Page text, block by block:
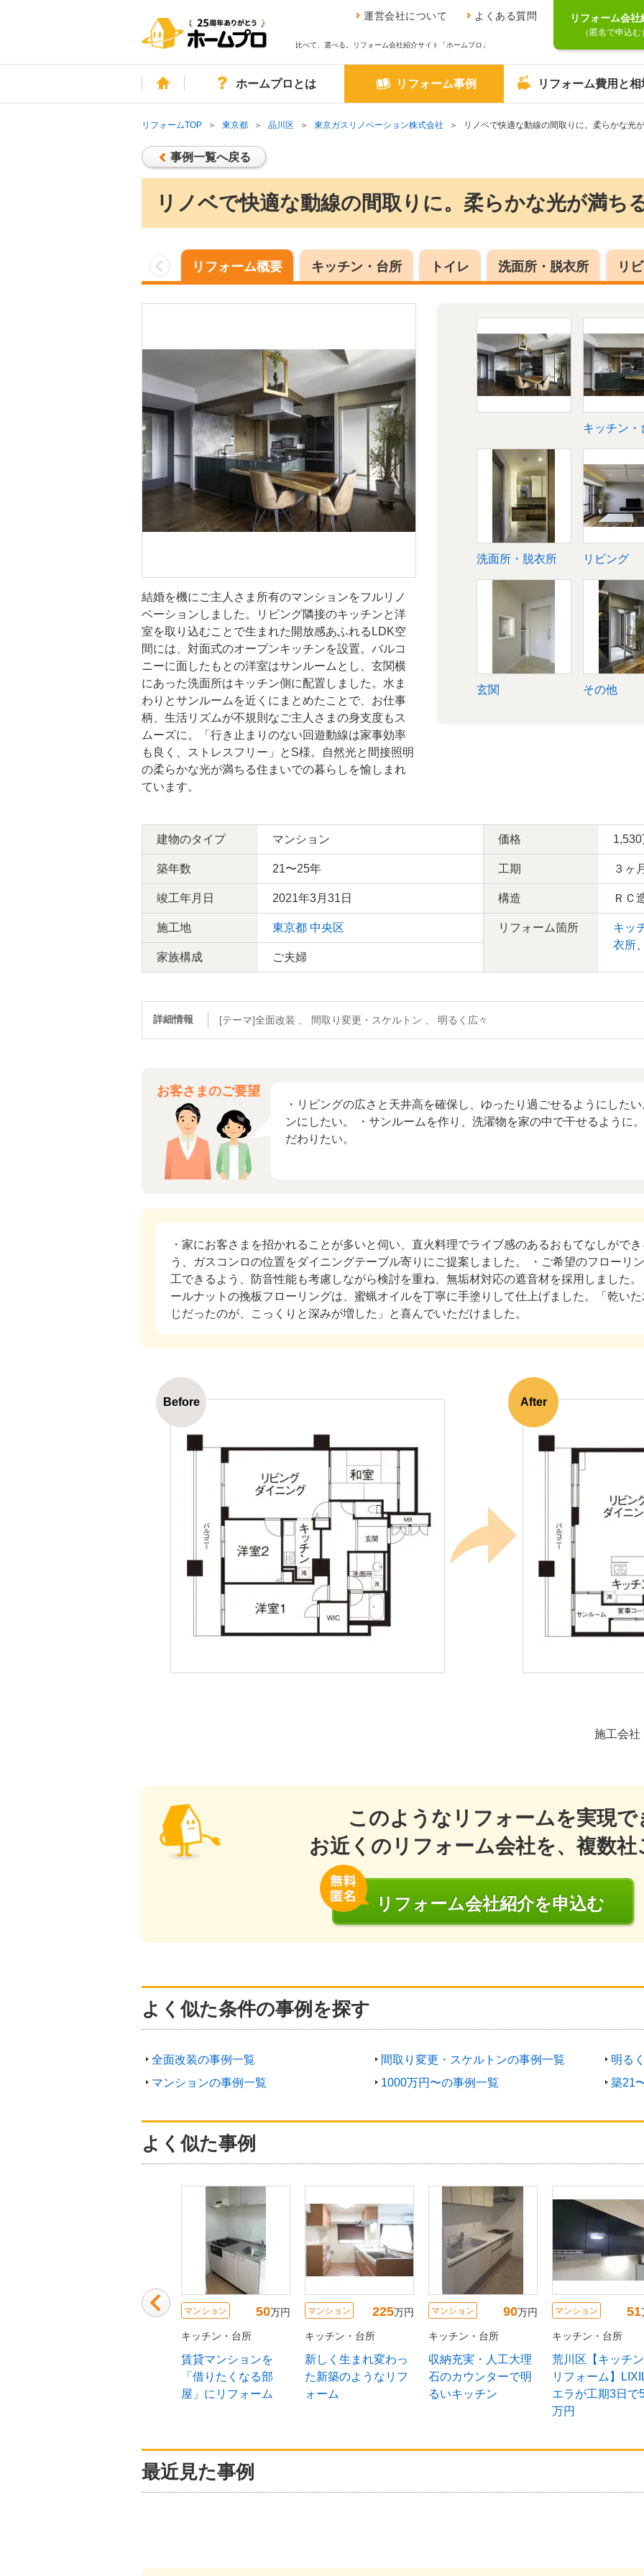
運営会社について よくある質問
比べて、選べる。リフォーム会社紹介サイト「ホームプロ」
リフォーム会社
（匿名で申込む
ホームホームプロとは リフォーム事例 リフォーム費用と相
リフォームTOP 東京都 品川区 東京ガスリノベーション株式会社 リノベで快適な動線の間取りに。柔らかな光
事例一覧へ戻る
リノベで快適な動線の間取りに。柔らかな光が満ち
リフォーム概要 キッチン・台所 トイレ 洗面所・脱衣所 リ
結婚を機にご主人さま所有のマンションをフルリノ
ベーションしました。リビング隣接のキッチンと洋
室を取り込むことで生まれた開放感あふれるLDK空
間には、対面式のオープンキッチンを設置。バルコ
ニーに面したもとの洋室はサンルームとし、玄関横
にあった洗面所はキッチン側に配置しました。水ま
わりとサンルームを近くにまとめたことで、お仕事
柄、生活リズムが不規則なご主人さまの身支度もス
ムーズに。「行き止まりのない回遊動線は家事効率
も良く、ストレスフリー」とS様。自然光と間接照明
の柔らかな光が満ちる住まいでの暮らしを愉しまれ
ています。
キッチン・台所 トイレ
玄関 その他
キッチン・
洗面所・脱衣所 リビング
玄関 その他
建物のタイプ マンション 価格
築年数 21〜25年 工期 ３ヶ
竣工年月日 2021年3月31日 構造 ＲＣ
施工地 東京都 中央区 リフォーム箇所
キッ
衣所
家族構成
ご夫婦
詳細情報 [テーマ]全面改装 、 間取り変更・スケルトン 、 明るく広々
お客さまのご要望
・リビングの広さと天井高を確保し、ゆったり過ごせるようにした
ンにしたい。 ・サンルームを作り、洗濯物を家の中で干せるように
だわりたい。
・家にお客さまを招かれることが多いと伺い、直火料理でライブ感のあるおもてなしがで
う、ガスコンロの位置をダイニングテーブル寄りにご提案しました。 ・ご希望のフローリ
工できるよう、防音性能も考慮しながら検討を重ね、無垢材対応の遮音材を採用しました
ールナットの挽板フローリングは、蜜蝋オイルを丁寧に手塗りして仕上げました。「乾い
じだったのが、こっくりと深みが増した」と喜んでいただけました。
Before After
施工会社
このようなリフォームを実現で
お近くのリフォーム会社を、複数社
リフォーム会社紹介を申込む
よく似た条件の事例を探す
全面改装の事例一覧 間取り変更・スケルトンの事例一覧
明る
マンションの事例一覧
1000万円〜の事例一覧 築21
よく似た事例
マンション 50万円
キッチン・台所
賃貸マンションを
「借りたくなる部
屋」にリフォーム
マンション 225万円
キッチン・台所
新しく生まれ変わっ
た新築のようなリフ
ォーム
マンション 90万円
キッチン・台所
収納充実・人工大理
石のカウンターで明
るいキッチン
マンション 51
キッチン・台所
荒川区【キッチ
リフォーム】
エラが工期3日で
万円
最近見た事例